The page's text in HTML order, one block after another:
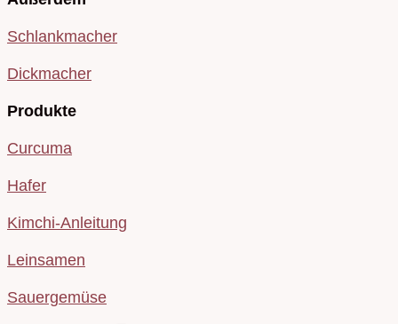
Schlankmacher
Dickmacher
Produkte
Curcuma
Hafer
Kimchi-Anleitung
Leinsamen
Sauergemüse